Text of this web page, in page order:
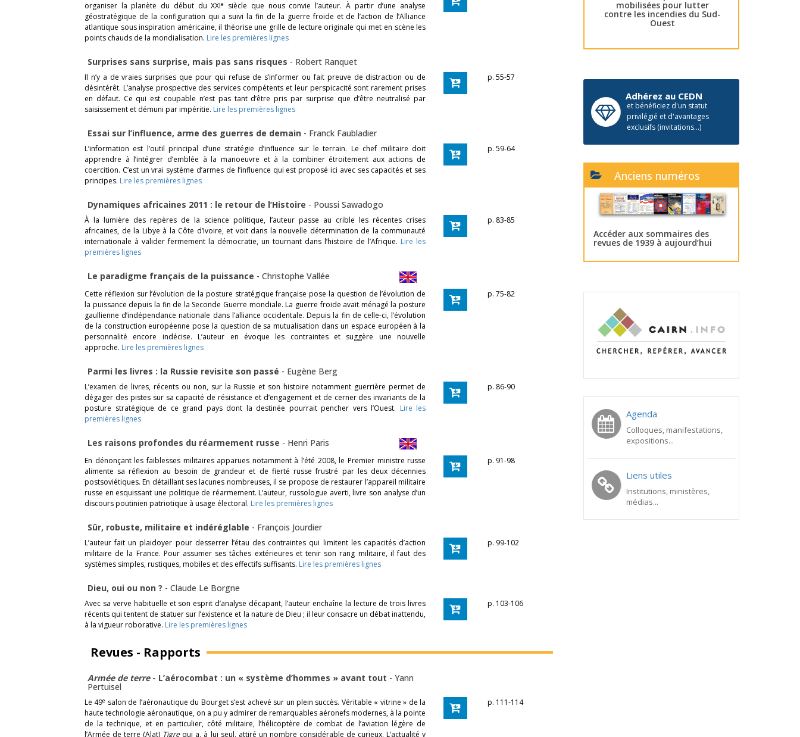
organiser la planète du début du XXIe
siècle que nous convie l’auteur. À partir d’une analyse
géostratégique de la configuration qui a suivi la fin de la guerre froide et de l’action de l’Alliance
atlantique sous inspiration américaine, il théorise une grille de lecture originale qui met en scène les
points chauds de la mondialisation. Lire les premières lignes
Surprises sans surprise, mais pas sans risques - Robert Ranquet
Il n’y a de vraies surprises que pour qui refuse de s’informer ou fait preuve de distraction ou de
désintérêt. L’analyse prospective des services compétents et leur perspicacité sont rarement prises
en défaut. Ce qui est coupable n’est pas tant d’être pris par surprise que d’être neutralisé par
saisissement et démuni par impéritie. Lire les premières lignes
p. 55-57
Essai sur l’influence, arme des guerres de demain - Franck Faubladier
L’information est l’outil principal d’une stratégie d’influence sur le terrain. Le chef militaire doit
apprendre à l’intégrer d’emblée à la manoeuvre et à la combiner étroitement aux actions de
coercition. C’est un vrai système d’armes de l’influence qui est proposé ici avec ses capacités et ses
principes. Lire les premières lignes
p. 59-64
Dynamiques africaines 2011 : le retour de l’Histoire - Poussi Sawadogo
À la lumière des repères de la science politique, l’auteur passe au crible les récentes crises
africaines, de la Libye à la Côte d’Ivoire, et voit dans la nouvelle détermination de la communauté
internationale à valider fermement la démocratie, un tournant dans l’histoire de l’Afrique. Lire les
premières lignes
p. 83-85
Le paradigme français de la puissance - Christophe Vallée
Cette réflexion sur l’évolution de la posture stratégique française pose la question de l’évolution de
la puissance depuis la fin de la Seconde Guerre mondiale. La guerre froide avait ménagé la posture
gaullienne d’indépendance nationale dans l’alliance occidentale. Depuis la fin de celle-ci, l’évolution
de la construction européenne pose la question de sa mutualisation dans un espace européen à la
personnalité encore indécise. L’auteur en évoque les contraintes et suggère une nouvelle
approche. Lire les premières lignes
p. 75-82
Parmi les livres : la Russie revisite son passé - Eugène Berg
L’examen de livres, récents ou non, sur la Russie et son histoire notamment guerrière permet de
dégager des pistes sur sa capacité de résistance et d’engagement et de cerner des invariants de la
posture stratégique de ce grand pays dont la destinée pourrait pencher vers l’Ouest. Lire les
premières lignes
p. 86-90
Les raisons profondes du réarmement russe - Henri Paris
En dénonçant les faiblesses militaires apparues notamment à l’été 2008, le Premier ministre russe
alimente sa réflexion au besoin de grandeur et de fierté russe frustré par les deux décennies
postsoviétiques. En détaillant ses lacunes nombreuses, il se propose de restaurer l’appareil militaire
russe en esquissant une politique de réarmement. L’auteur, russologue averti, livre son analyse d’un
discours poutinien patriotique à usage électoral. Lire les premières lignes
p. 91-98
Sûr, robuste, militaire et indéréglable - François Jourdier
L’auteur fait un plaidoyer pour desserrer l’étau des contraintes qui limitent les capacités d’action
militaire de la France. Pour assumer ses tâches extérieures et tenir son rang militaire, il faut des
systèmes simples, rustiques, mobiles et des effectifs suffisants. Lire les premières lignes
p. 99-102
Dieu, oui ou non ? - Claude Le Borgne
Avec sa verve habituelle et son esprit d’analyse décapant, l’auteur enchaîne la lecture de trois livres
récents qui tentent de statuer sur l’existence et la nature de Dieu ; il leur consacre un débat inattendu,
à la vigueur roborative. Lire les premières lignes
p. 103-106
Revues - Rapports
Armée de terre - L’aérocombat : un « système d’hommes » avant tout - Yann
Pertuisel
Le 49e salon de l’aéronautique du Bourget s’est achevé sur un plein succès. Véritable « vitrine » de la
haute technologie aéronautique, on a pu y admirer de remarquables aéronefs modernes, à la pointe
de la technique, et en particulier, côté militaire, l’hélicoptère de combat de l’aviation légère de
l’Armée de terre (Alat) Tigrequi a, à lui seul, attiré un nombre considérable de curieux. L’actualité y
p. 111-114
mobilisées pour lutter
contre les incendies du Sud-
Ouest
Adhérez au CEDN
et bénéficiez d'un statut
privilégié et d'avantages
exclusifs (invitations...)
Anciens numéros
Accéder aux sommaires des
revues de 1939 à aujourd’hui
Agenda
Colloques, manifestations,
expositions...
Liens utiles
Institutions, ministères,
médias...